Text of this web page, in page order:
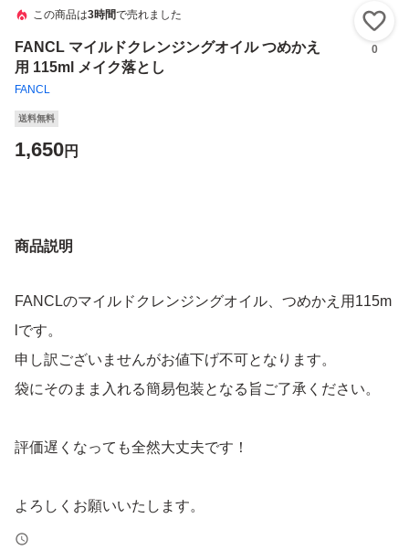
この商品は3時間で売れました
FANCL マイルドクレンジングオイル つめかえ
用 115ml メイク落とし
FANCL
0
送料無料
1,650円
商品説明
FANCLのマイルドクレンジングオイル、つめかえ用115m
lです。
申し訳ございませんがお値下げ不可となります。
袋にそのまま入れる簡易包装となる旨ご了承ください。
評価遅くなっても全然大丈夫です！
よろしくお願いいたします。